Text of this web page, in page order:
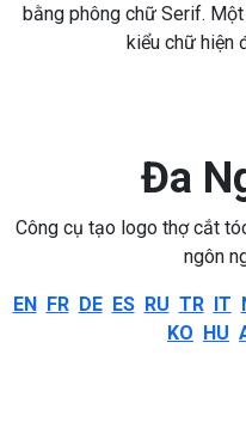
bằng phông chữ Serif.
kiểu chữ hiện
Đa
Công cụ tạo logo thợ cắt
ngôn
EN FR DE ES RU TR IT
KO HU